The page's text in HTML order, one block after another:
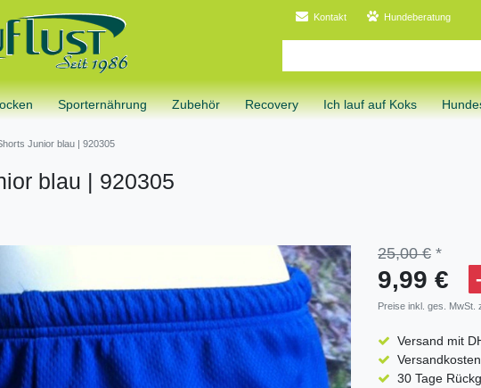
Kontakt Hundeberatung
Sporternährung Zubehör Recovery Ich lauf auf Koks
Junior blau | 920305
blau | 920305
25,00 € *
9,99 €
Preise inkl. ges. MwSt.
Versand mit
30 Tage